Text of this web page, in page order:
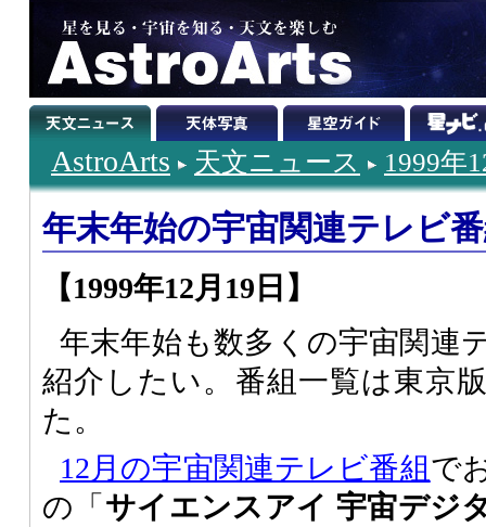
AstroArts 天文ニュース 1999年
年末年始の宇宙関連テレビ
【1999年12月19日】
年末年始も数多くの宇宙関連
紹介したい。番組一覧は東京
た。
12月の宇宙関連テレビ番組で
の「 サイエンスアイ 宇宙デジ